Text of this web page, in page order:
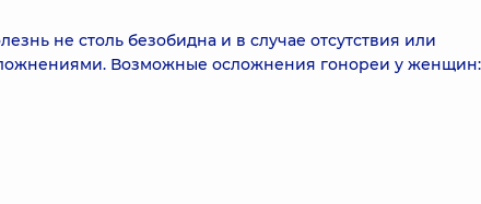
не столь безобидна и в случае отсутствия или
Возможные осложнения гонореи у женщин: